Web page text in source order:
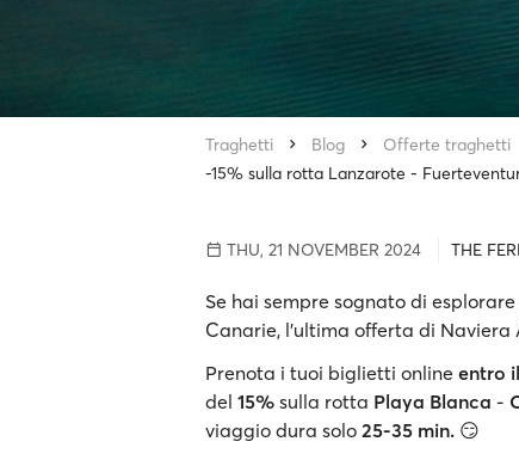
Traghetti Blog
Offerte traghetti
-15% sulla rotta Lanzarote -
THU, 21 NOVEMBER 2024 THE
Se hai sempre sognato di
Canarie, l’ultima offerta di
Prenota i tuoi biglietti online entro il
del 15% sulla rotta Playa Blanca -
viaggio dura solo 25-35 min. 😏